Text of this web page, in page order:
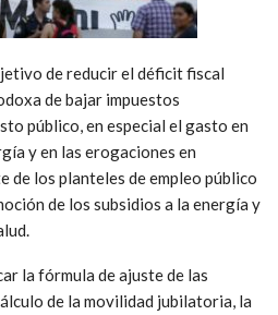
de reducir el déficit fiscal
de bajar impuestos
público, en especial el gasto en
y en las erogaciones en
de los planteles de empleo público
de los subsidios a la energía y
la fórmula de ajuste de las
de la movilidad jubilatoria, la